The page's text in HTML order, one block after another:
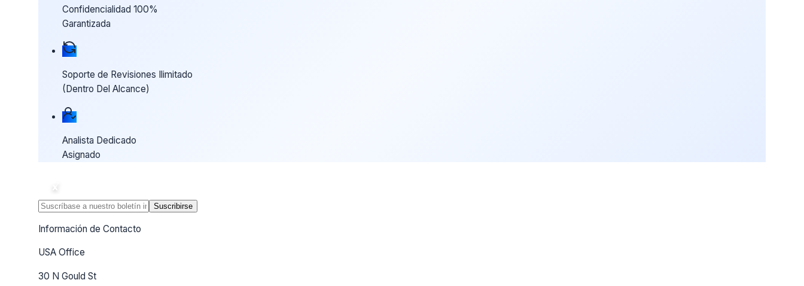
Confidencialidad 100%
Garantizada
Soporte de Revisiones Ilimitado
(Dentro Del Alcance)
Analista Dedicado
Asignado
Suscribirse
Información de Contacto
USA Office
30 N Gould St